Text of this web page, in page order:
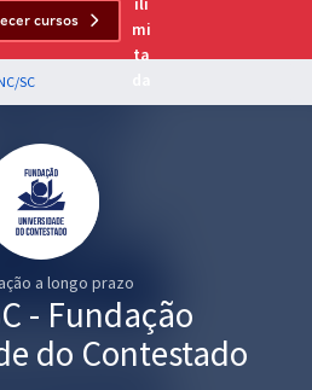
para as principais
cursos
SC
a longo prazo
- Fundação
do Contestado